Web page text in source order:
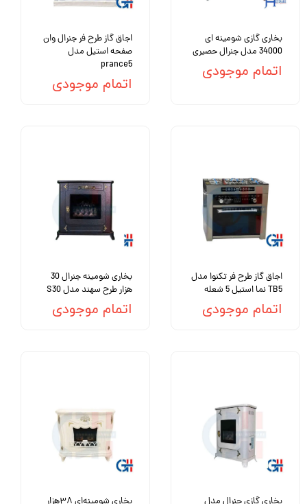
بخاری گازی شومینه ای
34000 مدل جنرال حصیری
اتمام موجودی
اجاق گاز طرح فر جنرال وان
صفحه استیل مدل
prance5
اتمام موجودی
اجاق گاز طرح فر تکنوا مدل
TB5 نما استیل 5 شعله
اتمام موجودی
بخاری شومینه جنرال 30
هزار طرح سهند مدل S30
اتمام موجودی